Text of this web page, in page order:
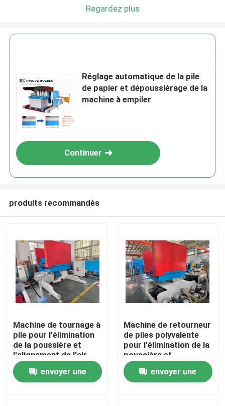
Maison
Produits
Regardez plus
Réglage automatique de la pile
de papier et dépoussiérage de la
machine à empiler
Continuer
produits recommandés
Machine de tournage à
pile pour l'élimination
de la poussière et
l'alignement de l'air
Amélioration de la
vitesse de l'impression
et de la ligne
envoyer une
Machine de retourneur
de piles polyvalente
pour l'élimination de la
poussière et
l'alignement de l'air,
améliorant la qualité
globale et la vitesse
envoyer une